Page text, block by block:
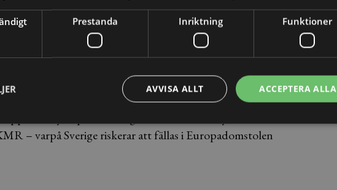
men Sverige är bundna att följa EKMR och
tyda på att Sverige inte efterlever skyddet för
– varpå Sverige riskerar att fällas i Europadomstolen
Prestanda Inriktning Funktioner
ACCEPTERA ALLA
AVVISA ALLT